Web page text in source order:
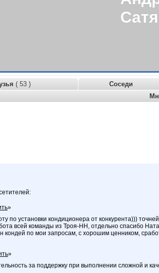
( 53 ) Соседи
»
по установки кондиционера от конкурента)))
всей команды из Троя-НН, отдельно спасибо
кондей по мои запросам, с хорошим ценником,
»
за поддержку при выполнении сложной и